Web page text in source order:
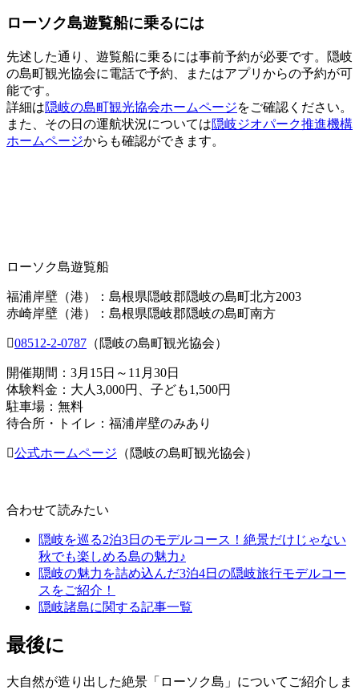
ローソク島遊覧船に乗るには
先述した通り、遊覧船に乗るには事前予約が必要です。隠岐
の島町観光協会に電話で予約、またはアプリからの予約が可
能です。
詳細は隠岐の島町観光協会ホームページをご確認ください。
また、その日の運航状況については隠岐ジオパーク推進機構
ホームページからも確認ができます。
ローソク島遊覧船
福浦岸壁（港）：島根県隠岐郡隠岐の島町北方2003
赤崎岸壁（港）：島根県隠岐郡隠岐の島町南方
08512-2-0787 （隠岐の島町観光協会）
開催期間：3月15日～11月30日
体験料金：大人3,000円、子ども1,500円
駐車場：無料
待合所・トイレ：福浦岸壁のみあり
公式ホームページ （隠岐の島町観光協会）
合わせて読みたい
隠岐を巡る2泊3日のモデルコース！絶景だけじゃない
秋でも楽しめる島の魅力♪
隠岐の魅力を詰め込んだ3泊4日の隠岐旅行モデルコー
スをご紹介！
隠岐諸島に関する記事一覧
最後に
大自然が造り出した絶景「ローソク島」についてご紹介しま